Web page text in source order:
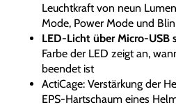
Leuchtkraft von neun
Mode, Power Mode und
LED-Licht über Micro-USB
Farbe der LED zeigt an,
beendet ist
ActiCage: Verstärkung der
EPS-Hartschaum eines